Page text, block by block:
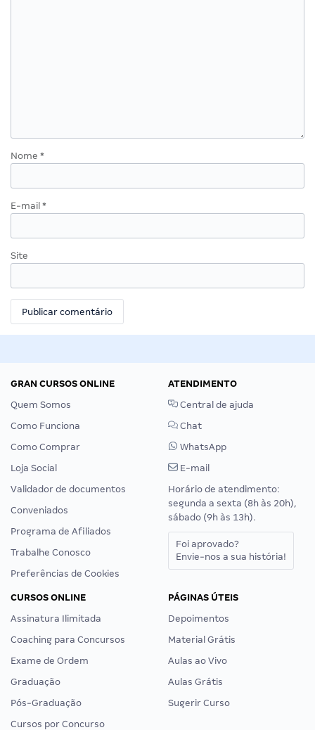
Nome *
E-mail *
Site
GRAN CURSOS ONLINE
Quem Somos
Como Funciona
Como Comprar
Loja Social
Validador de documentos
Conveniados
Programa de Afiliados
Trabalhe Conosco
Preferências de Cookies
ATENDIMENTO
Central de ajuda
Chat
WhatsApp
E-mail
Horário de atendimento:
segunda a sexta (8h às 20h),
sábado (9h às 13h).
Foi aprovado?
Envie-nos a sua história!
CURSOS ONLINE
Assinatura Ilimitada
Coaching para Concursos
Exame de Ordem
Graduação
Pós-Graduação
Cursos por Concurso
PÁGINAS ÚTEIS
Depoimentos
Material Grátis
Aulas ao Vivo
Aulas Grátis
Sugerir Curso